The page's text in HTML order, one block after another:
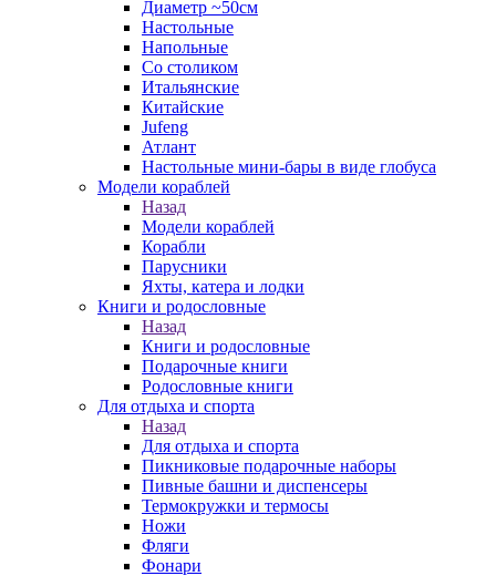
Диаметр ~50см
Настольные
Напольные
Со столиком
Итальянские
Китайские
Jufeng
Атлант
Настольные мини-бары в виде глобуса
Модели кораблей
Назад
Модели кораблей
Корабли
Парусники
Яхты, катера и лодки
Книги и родословные
Назад
Книги и родословные
Подарочные книги
Родословные книги
Для отдыха и спорта
Назад
Для отдыха и спорта
Пикниковые подарочные наборы
Пивные башни и диспенсеры
Термокружки и термосы
Ножи
Фляги
Фонари